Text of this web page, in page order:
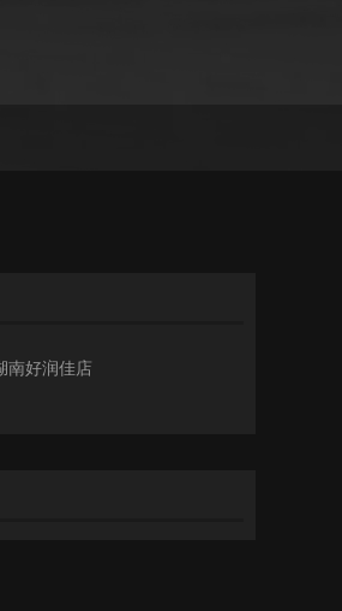
南好润佳店